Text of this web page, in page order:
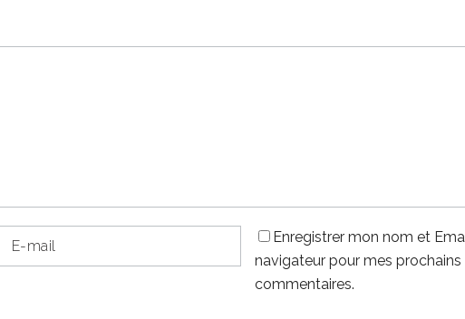
Enregistrer mon nom et
navigateur pour mes prochains
commentaires.